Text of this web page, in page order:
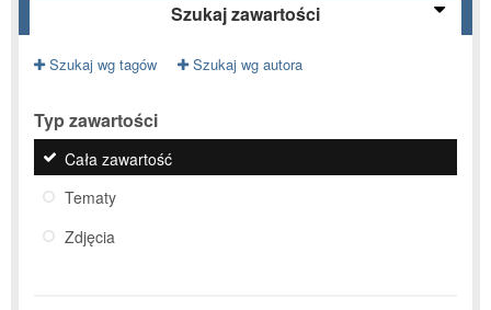
Szukaj zawartości
Szukaj wg tagów Szukaj wg autora
Typ zawartości
Cała zawartość
Tematy
Zdjęcia